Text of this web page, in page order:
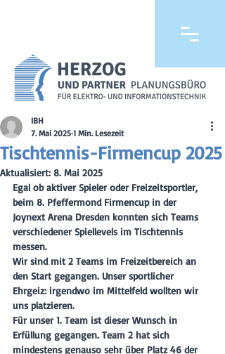
Tischtennis-Firmencup 2025
IBH
7. Mai 2025 1 Min. Lesezeit
Aktualisiert: 8. Mai 2025
Egal ob aktiver Spieler oder Freizeitsportler,
beim 8. Pfeffermond Firmencup in der
Joynext Arena Dresden konnten sich Teams
verschiedener Spiellevels im Tischtennis
messen.
Wir sind mit 2 Teams im Freizeitbereich an
den Start gegangen. Unser sportlicher
Ehrgeiz: irgendwo im Mittelfeld wollten wir
uns platzieren.
Für unser 1. Team ist dieser Wunsch in
Erfüllung gegangen. Team 2 hat sich
mindestens genauso sehr über Platz 46 der